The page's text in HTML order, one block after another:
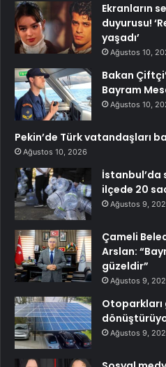
Ekranların
duyurusu!
yaşadı’
Ağustos 10,
Bakan
Bayram
Ağustos 10,
Pekin’de Türk vatandaşları
Ağustos 10, 2026
İstanbul’da
ilçede 20
Ağustos 9,
Çameli
Arslan:
güzeldir”
Ağustos 9,
Ağustos 9,